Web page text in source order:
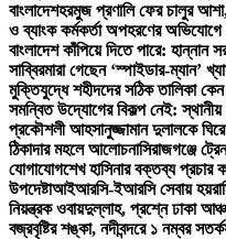
বাংলাদেশহরমুজ প্রণালি ফের চালুর
ও ব্যাংক কর্মকর্তা অপহরণের
বাংলাদেশ কাঁপিয়ে দিতে পারে: হান্নান
সাব্বিরমারা গেছেন ‘স্পাইডার-ম্যান’
মুক্তিযুদ্ধে শহীদদের সঠিক তালিকা
সমন্বিত উদ্যোগের বিকল্প নেই: স্থানীয়
প্রকৌশলী আহসানুজ্জামান দুলালকে
ঠিকাদার মহলে আলোচনাসিরাজগঞ্জে
যোগাযোগশেখ হাসিনার বক্তব্য প্রচার
উপদেষ্টাআইআরসি-ইআরসি সেবায়
নিয়ন্ত্রক ওবায়দুল্লাহ, প্রশ্নে ঢাকা
বজ্রবৃষ্টির শঙ্কা, নদীবন্দরে ১ নম্বর